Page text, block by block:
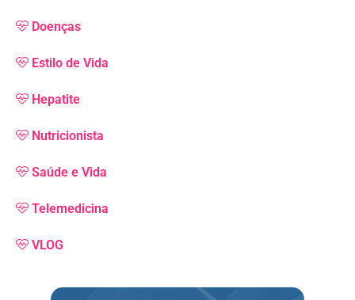
Doenças
Estilo de Vida
Hepatite
Nutricionista
Saúde e Vida
Telemedicina
VLOG